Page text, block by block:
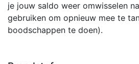
je jouw saldo weer omwisselen
gebruiken om opnieuw mee te
boodschappen te doen).